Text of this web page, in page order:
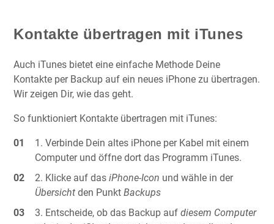
Kontakte übertragen mit iTunes
Auch iTunes bietet eine einfache Methode Deine
Kontakte per Backup auf ein neues iPhone zu übertragen.
Wir zeigen Dir, wie das geht.
So funktioniert Kontakte übertragen mit iTunes:
Verbinde Dein altes iPhone per Kabel mit einem
Computer und öffne dort das Programm iTunes.
Klicke auf dasiPhone-Icon und wähle in der
Übersicht den PunktBackups
Entscheide, ob das Backup aufdiesem Computer